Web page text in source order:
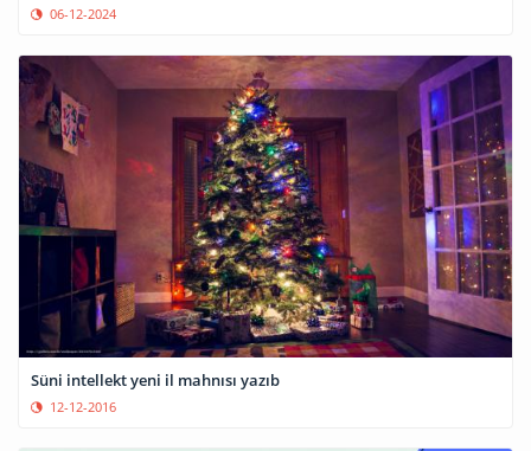
06-12-2024
Süni intellekt yeni il mahnısı yazıb
12-12-2016